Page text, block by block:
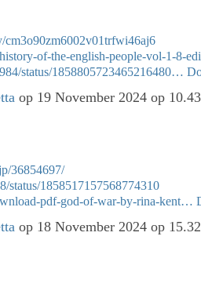
cm3o90zm6002v01trfwi46aj6
of-the-english-people-vol-1-8-
status/1858805723465216480…
op 19 November 2024 op
36854697/
status/1858517157568774310
pdf-god-of-war-by-rina-kent…
op 18 November 2024 op